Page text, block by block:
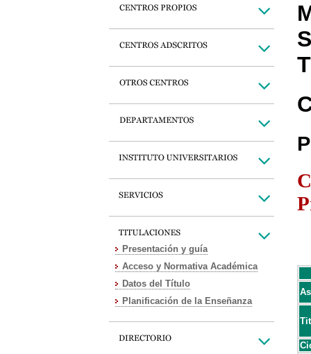
Presentación y guía
Acceso y Normativa Académica
Datos del Título
Planificación de la Enseñanza